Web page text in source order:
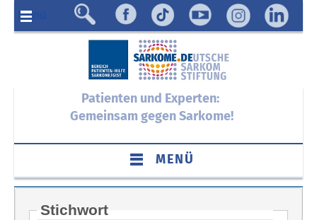
Menü
Patienten und Experten:
Gemeinsam gegen Sarkome!
MENÜ
Stichwort